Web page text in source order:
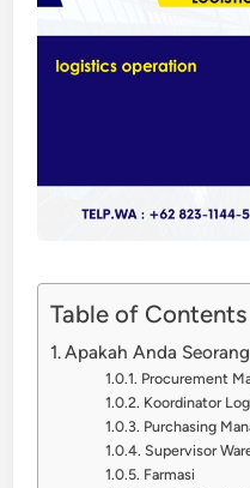
Table of Contents
Apakah Anda
Procurement
Koordinator
Purchasing
Supervisor
Farmasi